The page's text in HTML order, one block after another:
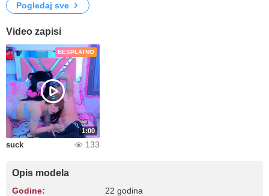
Pogledaj sve
Video zapisi
BESPLATNO
1:00
suck 133
Opis modela
Godine: 22 godina